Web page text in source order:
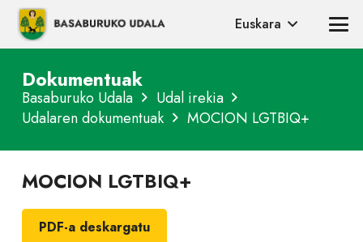
Euskara
Dokumentuak
Basaburuko Udala
Udal irekia
Udalaren dokumentuak
MOCION LGTBIQ+
MOCION LGTBIQ+
PDF-a deskargatu